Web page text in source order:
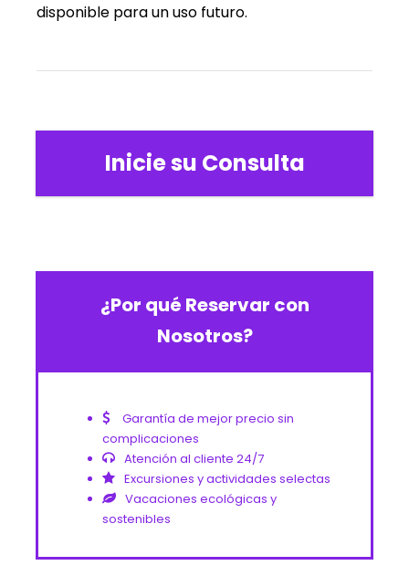
Inicie su Consulta
¿Por qué Reservar con
Nosotros?
Garantía de mejor precio sin
complicaciones
Atención al cliente 24/7
Excursiones y actividades selectas
Vacaciones ecológicas y
sostenibles
disponible para un uso futuro.